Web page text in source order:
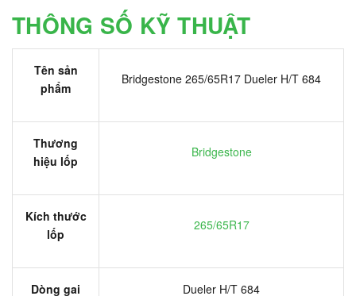
THÔNG SỐ KỸ THUẬT
Tên sản
phẩm
Bridgestone 265/65R17 Dueler H/T 684
Thương
hiệu lốp
Bridgestone
Kích thước
lốp
265/65R17
Dòng gai Dueler H/T 684